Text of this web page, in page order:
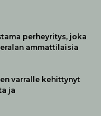
perheyritys, joka
ammattilaisia
varralle kehittynyt
ja